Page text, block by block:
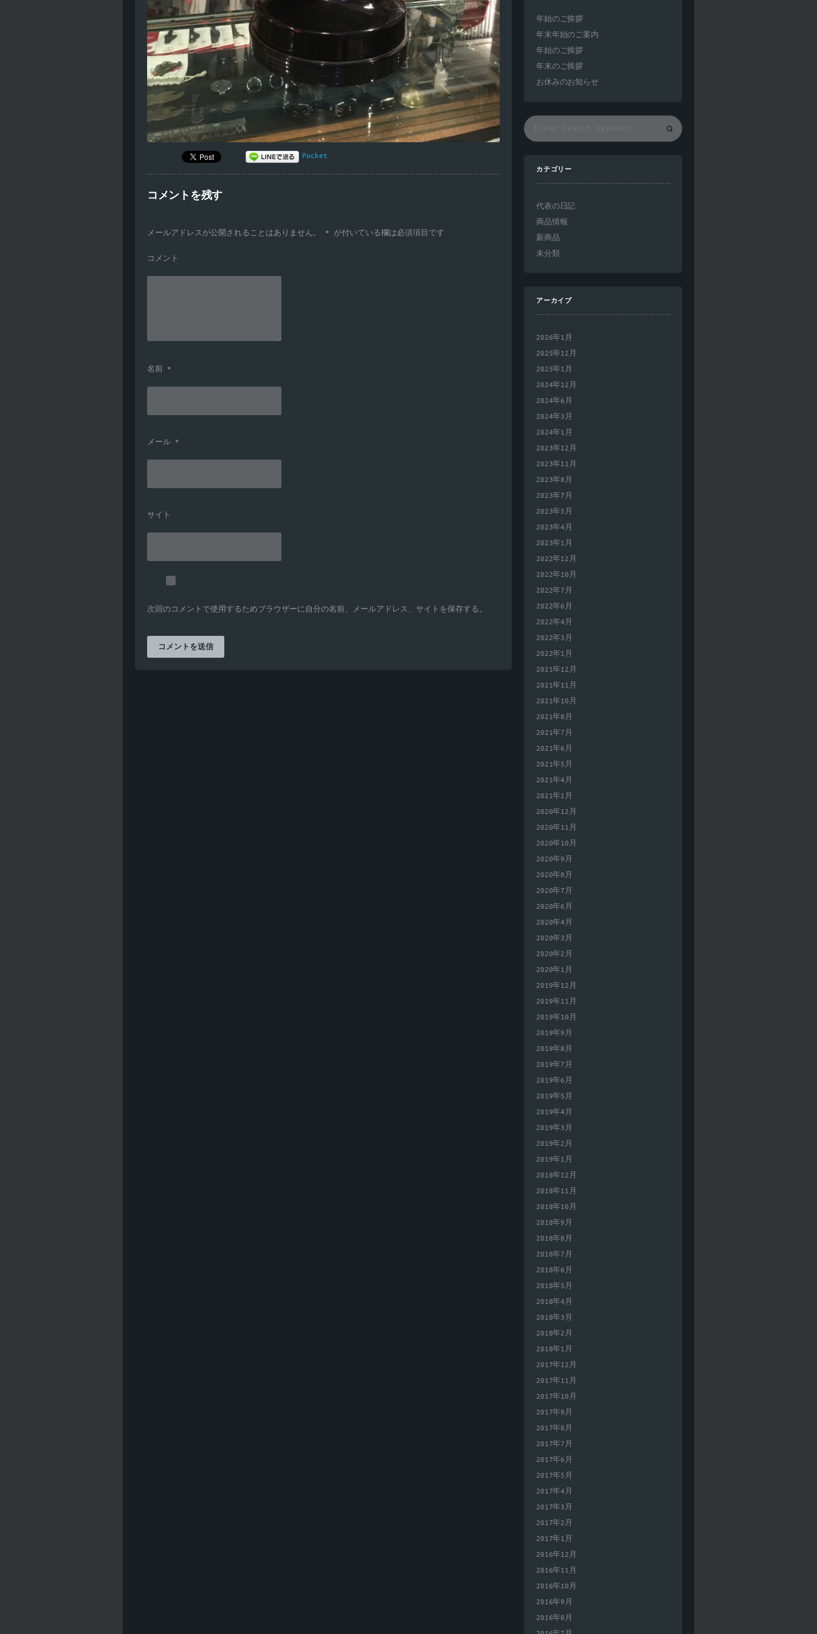
Pocket
コメントを残す
メールアドレスが公開されることはありません。 * が付いている欄は必須項目です
コメント
名前 *
メール *
サイト
次回のコメントで使用するためブラウザーに自分の名前、メールアドレス、サイトを保存する。
年始のご挨拶
年末年始のご案内
年始のご挨拶
年末のご挨拶
お休みのお知らせ
カテゴリー
代表の日記
商品情報
新商品
未分類
アーカイブ
2026年1月
2025年12月
2025年1月
2024年12月
2024年6月
2024年3月
2024年1月
2023年12月
2023年11月
2023年8月
2023年7月
2023年5月
2023年4月
2023年1月
2022年12月
2022年10月
2022年7月
2022年6月
2022年4月
2022年3月
2022年1月
2021年12月
2021年11月
2021年10月
2021年8月
2021年7月
2021年6月
2021年5月
2021年4月
2021年1月
2020年12月
2020年11月
2020年10月
2020年9月
2020年8月
2020年7月
2020年6月
2020年4月
2020年3月
2020年2月
2020年1月
2019年12月
2019年11月
2019年10月
2019年9月
2019年8月
2019年7月
2019年6月
2019年5月
2019年4月
2019年3月
2019年2月
2019年1月
2018年12月
2018年11月
2018年10月
2018年9月
2018年8月
2018年7月
2018年6月
2018年5月
2018年4月
2018年3月
2018年2月
2018年1月
2017年12月
2017年11月
2017年10月
2017年9月
2017年8月
2017年7月
2017年6月
2017年5月
2017年4月
2017年3月
2017年2月
2017年1月
2016年12月
2016年11月
2016年10月
2016年9月
2016年8月